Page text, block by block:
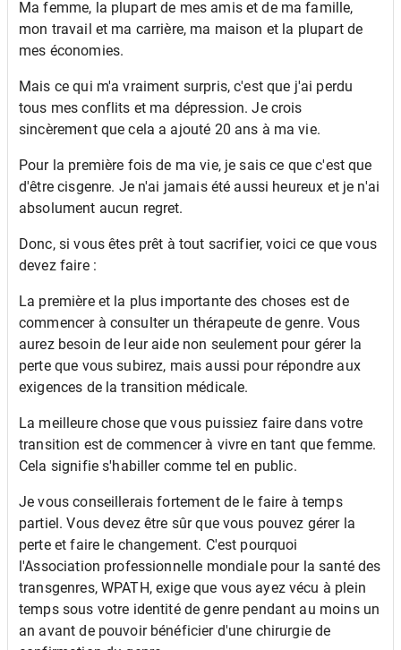
Ma femme, la plupart de mes amis et de ma famille,
mon travail et ma carrière, ma maison et la plupart de
mes économies.
Mais ce qui m'a vraiment surpris, c'est que j'ai perdu
tous mes conflits et ma dépression. Je crois
sincèrement que cela a ajouté 20 ans à ma vie.
Pour la première fois de ma vie, je sais ce que c'est que
d'être cisgenre. Je n'ai jamais été aussi heureux et je n'ai
absolument aucun regret.
Donc, si vous êtes prêt à tout sacrifier, voici ce que vous
devez faire :
La première et la plus importante des choses est de
commencer à consulter un thérapeute de genre. Vous
aurez besoin de leur aide non seulement pour gérer la
perte que vous subirez, mais aussi pour répondre aux
exigences de la transition médicale.
La meilleure chose que vous puissiez faire dans votre
transition est de commencer à vivre en tant que femme.
Cela signifie s'habiller comme tel en public.
Je vous conseillerais fortement de le faire à temps
partiel. Vous devez être sûr que vous pouvez gérer la
perte et faire le changement. C'est pourquoi
l'Association professionnelle mondiale pour la santé des
transgenres, WPATH, exige que vous ayez vécu à plein
temps sous votre identité de genre pendant au moins un
an avant de pouvoir bénéficier d'une chirurgie de